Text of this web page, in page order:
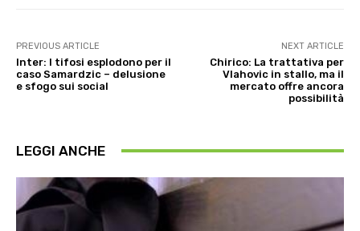
PREVIOUS ARTICLE
Inter: I tifosi esplodono per il
caso Samardzic – delusione
e sfogo sui social
NEXT ARTICLE
Chirico: La trattativa per
Vlahovic in stallo, ma il
mercato offre ancora
possibilità
LEGGI ANCHE